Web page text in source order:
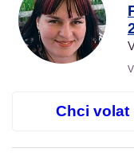
Chci volat